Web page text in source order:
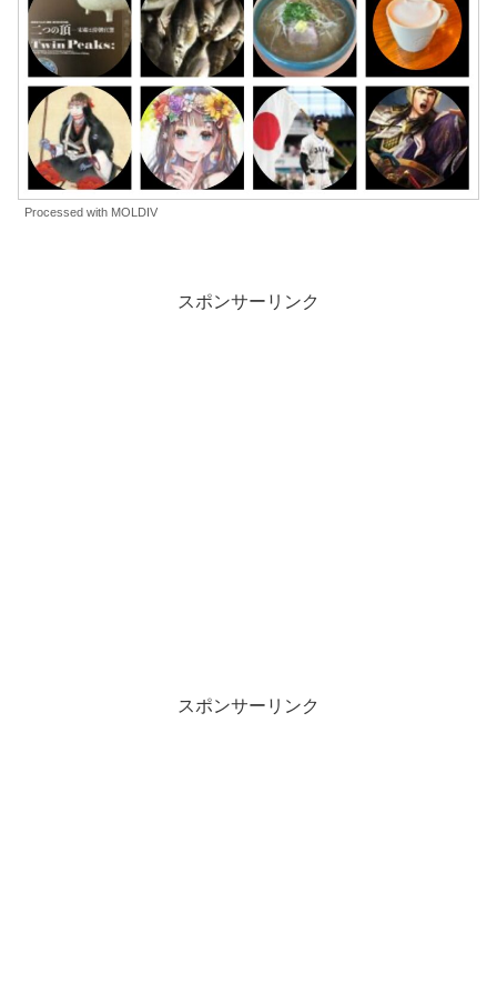
Processed with MOLDIV
スポンサーリンク
スポンサーリンク